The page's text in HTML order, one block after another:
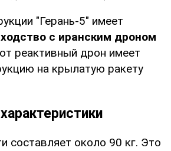
"Герань-5" имеет
с иранским дроном
реактивный дрон имеет
на крылатую ракету
составляет около 90 кг. Это